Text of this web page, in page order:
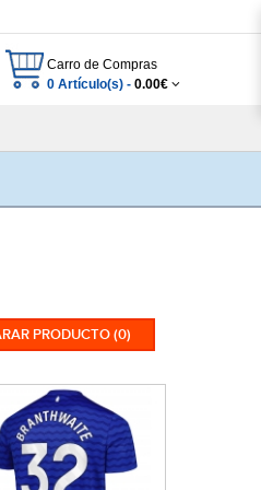
Carro de Compras
0 Artículo(s) - 0.00€
PRODUCTO (0)